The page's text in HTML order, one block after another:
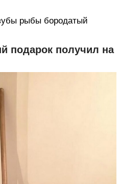
рыбы бородатый
подарок получил на